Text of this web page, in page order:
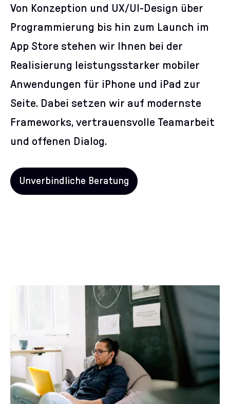
Von Konzeption und UX/UI-Design über
Programmierung bis hin zum Launch im
App Store stehen wir Ihnen bei der
Realisierung leistungsstarker mobiler
Anwendungen für iPhone und iPad zur
Seite. Dabei setzen wir auf modernste
Frameworks, vertrauensvolle Teamarbeit
und offenen Dialog.
Unverbindliche Beratung